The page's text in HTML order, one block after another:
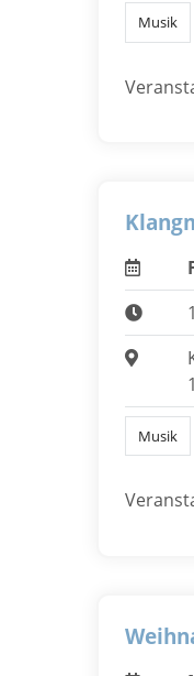
Musik
Musik